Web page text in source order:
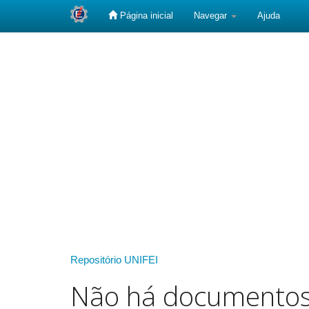
Página inicial Navegar Ajuda
Repositório UNIFEI
Não há